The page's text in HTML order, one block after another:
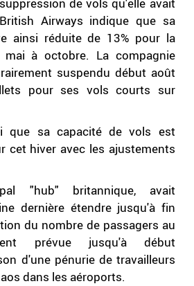
de vols qu'elle avait
Airways indique que sa
ainsi réduite de 13% pour la
à octobre. La compagnie
suspendu début août
pour ses vols courts sur
que sa capacité de vols est
cet hiver avec les ajustements
"hub" britannique, avait
dernière étendre jusqu'à fin
du nombre de passagers au
prévue jusqu'à début
d'une pénurie de travailleurs
dans les aéroports.